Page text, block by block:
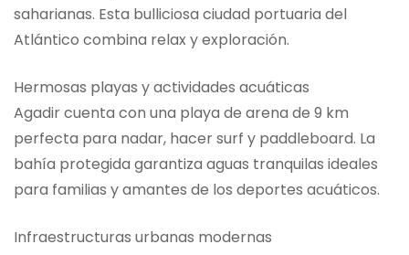
saharianas. Esta bulliciosa ciudad portuaria del
Atlántico combina relax y exploración.
Hermosas playas y actividades acuáticas
Agadir cuenta con una playa de arena de 9 km
perfecta para nadar, hacer surf y paddleboard. La
bahía protegida garantiza aguas tranquilas ideales
para familias y amantes de los deportes acuáticos.
Infraestructuras urbanas modernas